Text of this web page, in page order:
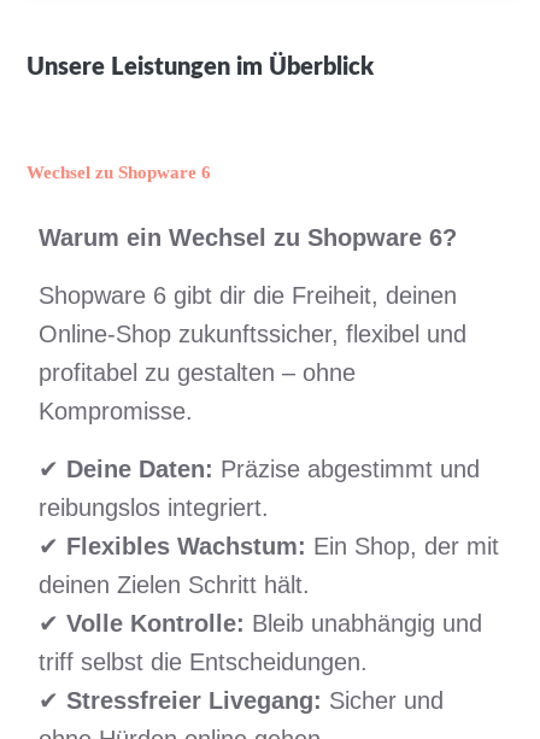
Unsere Leistungen im Überblick
Wechsel zu Shopware 6
Warum ein Wechsel zu Shopware 6?
Shopware 6 gibt dir die Freiheit, deinen
Online-Shop zukunftssicher, flexibel und
profitabel zu gestalten – ohne
Kompromisse.
✔ Deine Daten: Präzise abgestimmt und
reibungslos integriert.
✔ Flexibles Wachstum: Ein Shop, der mit
deinen Zielen Schritt hält.
✔ Volle Kontrolle: Bleib unabhängig und
triff selbst die Entscheidungen.
✔ Stressfreier Livegang: Sicher und